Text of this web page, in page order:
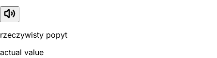
rzeczywisty popyt
actual value